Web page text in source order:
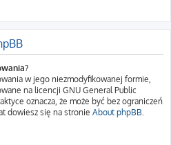
w jego niezmodyfikowanej formie,
na licencji GNU General Public
oznacza, że może być bez ograniczeń
dowiesz się na stronie About phpBB.